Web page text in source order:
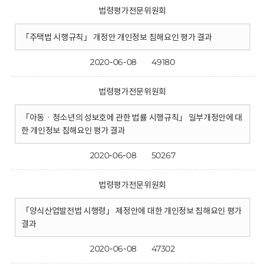
법령평가전문위원회
「주택법 시행규칙」 개정안 개인정보 침해요인 평가 결과
2020-06-08 49180
법령평가전문위원회
「아동ㆍ청소년의 성보호에 관한 법률 시행규칙」 일부개정안에 대
한 개인정보 침해요인 평가 결과
2020-06-08 50267
법령평가전문위원회
「양식산업발전법 시행령」 제정안에 대한 개인정보 침해요인 평가
결과
2020-06-08 47302